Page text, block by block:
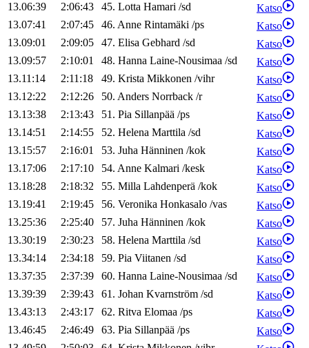
13.06:39
2:06:43 45. Lotta Hamari /sd
Katso
13.07:41
2:07:45 46. Anne Rintamäki /ps
Katso
13.09:01
2:09:05 47. Elisa Gebhard /sd
Katso
13.09:57
2:10:01 48. Hanna Laine-Nousimaa /sd
Katso
13.11:14
2:11:18 49. Krista Mikkonen /vihr
Katso
13.12:22
2:12:26 50. Anders Norrback /r
Katso
13.13:38
2:13:43 51. Pia Sillanpää /ps
Katso
13.14:51
2:14:55 52. Helena Marttila /sd
Katso
13.15:57
2:16:01 53. Juha Hänninen /kok
Katso
13.17:06
2:17:10 54. Anne Kalmari /kesk
Katso
13.18:28
2:18:32 55. Milla Lahdenperä /kok
Katso
13.19:41
2:19:45 56. Veronika Honkasalo /vas
Katso
13.25:36
2:25:40 57. Juha Hänninen /kok
Katso
13.30:19
2:30:23 58. Helena Marttila /sd
Katso
13.34:14
2:34:18 59. Pia Viitanen /sd
Katso
13.37:35
2:37:39 60. Hanna Laine-Nousimaa /sd
Katso
13.39:39
2:39:43 61. Johan Kvarnström /sd
Katso
13.43:13
2:43:17 62. Ritva Elomaa /ps
Katso
13.46:45
2:46:49 63. Pia Sillanpää /ps
Katso